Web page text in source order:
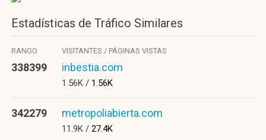
Estadísticas de Tráfico Similares
RANGO VISITANTES / PÁGINAS VISTAS
338399 inbestia.com
1.56K / 1.56K
342279 metropoliabierta.com
11.9K / 27.4K